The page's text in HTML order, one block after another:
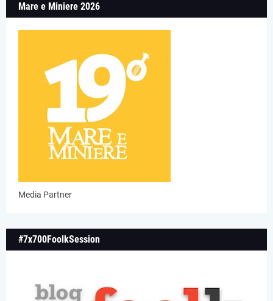
Mare e Miniere 2026
Media Partner
#7x700FoolkSession